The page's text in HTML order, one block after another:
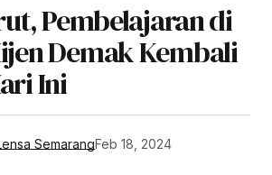
Pembelajaran di
Demak Kembali
Ini
SemarangFeb 18, 2024